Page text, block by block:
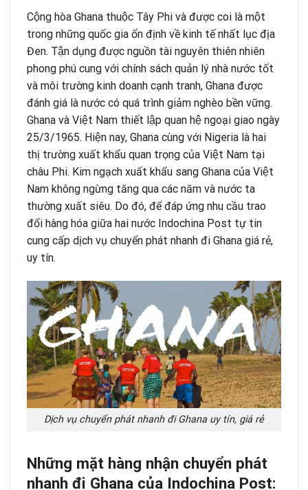
Cộng hòa Ghana thuộc Tây Phi và được coi là một
trong những quốc gia ổn định về kinh tế nhất lục địa
Đen. Tận dụng được nguồn tài nguyên thiên nhiên
phong phú cung với chính sách quản lý nhà nước tốt
và môi trường kinh doanh cạnh tranh, Ghana được
đánh giá là nước có quá trình giảm nghèo bền vững.
Ghana và Việt Nam thiết lập quan hệ ngoại giao ngày
25/3/1965. Hiện nay, Ghana cùng với Nigeria là hai
thị trường xuất khẩu quan trọng của Việt Nam tại
châu Phi. Kim ngạch xuất khẩu sang Ghana của Việt
Nam không ngừng tăng qua các năm và nước ta
thường xuất siêu. Do đó, để đáp ứng nhu cầu trao
đổi hàng hóa giữa hai nước Indochina Post tự tin
cung cấp dịch vụ chuyển phát nhanh đi Ghana giá rẻ,
uy tín.
Dịch vụ chuyển phát nhanh đi Ghana uy tín, giá rẻ
Những mặt hàng nhận chuyển phát
nhanh đi Ghana của Indochina Post: